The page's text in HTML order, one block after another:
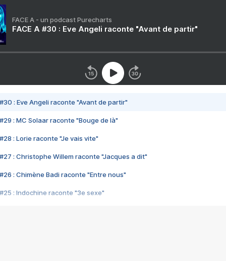
FACE A - un podcast Purecharts
FACE A #30 : Eve Angeli raconte "Avant de partir"
#30 : Eve Angeli raconte "Avant de partir"
#29 : MC Solaar raconte "Bouge de là"
#28 : Lorie raconte "Je vais vite"
#27 : Christophe Willem raconte "Jacques a dit"
#26 : Chimène Badi raconte "Entre nous"
#25 : Indochine raconte "3e sexe"